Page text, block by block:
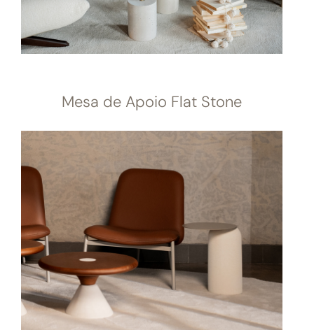
Mesa de Apoio Flat Stone